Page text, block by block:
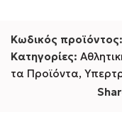
Κωδικός προϊόντος:
Κατηγορίες:
τα Προϊόντα,